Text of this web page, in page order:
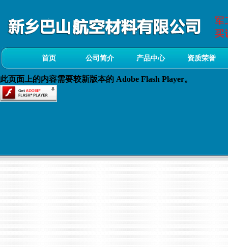
首页 公司简介 产品中心 资质荣誉
此页面上的内容需要较新版本的 Adobe Flash Player。